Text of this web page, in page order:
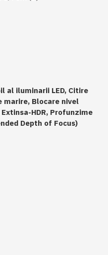
al iluminarii LED, Citire
marire, Blocare nivel
HDR, Profunzime
Depth of Focus)